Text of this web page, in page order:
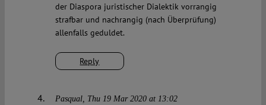
Reply
der Diaspora juristischer Dialektik vorrangig
strafbar und nachrangig (nach Überprüfung)
allenfalls geduldet.
Pasqual Thu 19 Mar 2020 at 13:02